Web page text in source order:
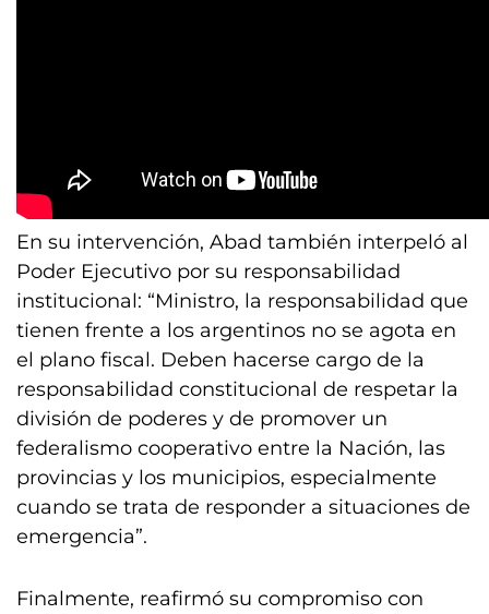
En su intervención, Abad también interpeló al
Poder Ejecutivo por su responsabilidad
institucional: “Ministro, la responsabilidad que
tienen frente a los argentinos no se agota en
el plano fiscal. Deben hacerse cargo de la
responsabilidad constitucional de respetar la
división de poderes y de promover un
federalismo cooperativo entre la Nación, las
provincias y los municipios, especialmente
cuando se trata de responder a situaciones de
emergencia”.
Finalmente, reafirmó su compromiso con